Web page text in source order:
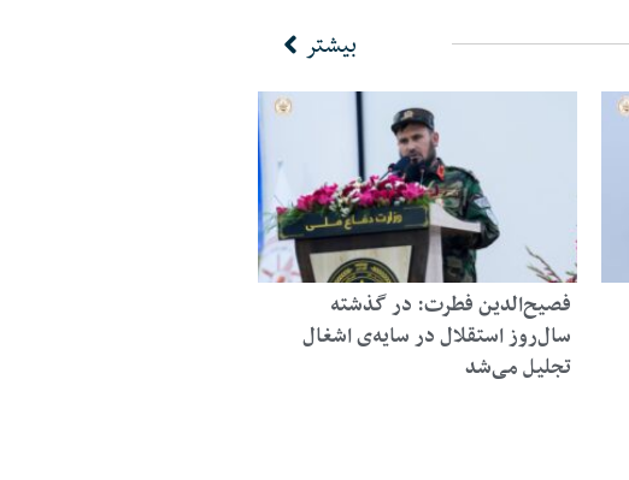
بیشتر
فصیح‌الدین فطرت: در گذشته
سال‌روز استقلال در سایه‌ی اشغال
تجلیل می‌شد